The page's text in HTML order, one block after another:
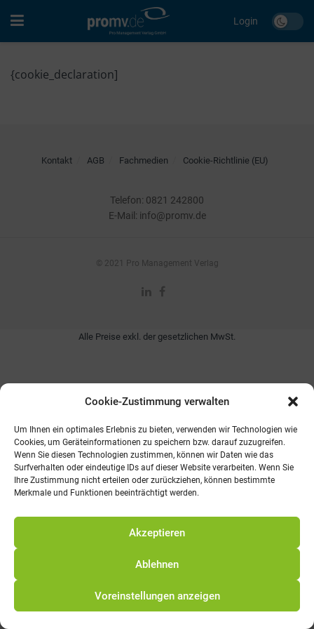
Cookie-Zustimmung verwalten
Um Ihnen ein optimales Erlebnis zu bieten, verwenden wir Technologien wie
Cookies, um Geräteinformationen zu speichern bzw. darauf zuzugreifen.
Wenn Sie diesen Technologien zustimmen, können wir Daten wie das
Surfverhalten oder eindeutige IDs auf dieser Website verarbeiten. Wenn Sie
Ihre Zustimmung nicht erteilen oder zurückziehen, können bestimmte
Merkmale und Funktionen beeinträchtigt werden.
Akzeptieren
Ablehnen
Voreinstellungen anzeigen
Login
{cookie_declaration]
Kontakt AGB Fachmedien Cookie-Richtlinie (EU)
Telefon: 0821 242800
E-Mail: info@promv.de
© 2021 Pro Management Verlag
Alle Preise exkl. der gesetzlichen MwSt.